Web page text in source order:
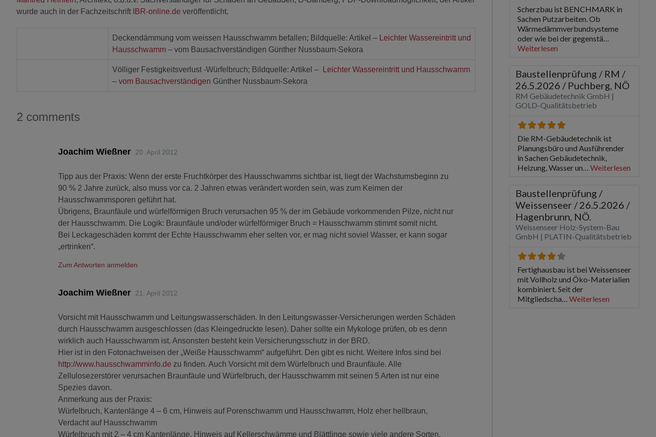
wurde auch in der Fachzeitschrift
IBR-online.de veröffentlicht.
Deckendämmung vom weissen Hausschwamm befallen; Bildquelle: Artikel –
Leichter Wassereintritt und
Hausschwamm – vom Bausachverständigen Günther Nussbaum-Sekora
Völliger Festigkeitsverlust -Würfelbruch; Bildquelle: Artikel –
Leichter Wassereintritt und Hausschwamm
– vom Bausachverständigen Günther Nussbaum-Sekora
2 comments
Joachim Wießner 20. April 2012
Tipp aus der Praxis: Wenn der erste Fruchtkörper des Hausschwamms sichtbar ist, liegt der Wachstumsbeginn zu
90 % 2 Jahre zurück, also muss vor ca. 2 Jahren etwas verändert worden sein, was zum Keimen der
Hausschwammsporen geführt hat.
Übrigens, Braunfäule und würfelförmigen Bruch verursachen 95 % der im Gebäude vorkommenden Pilze, nicht nur
der Hausschwamm. Die Logik: Braunfäule und/oder würfelförmiger Bruch = Hausschwamm stimmt somit nicht.
Bei Leckageschäden kommt der Echte Hausschwamm eher selten vor, er mag nicht soviel Wasser, er kann sogar
„ertrinken“.
Zum Antworten anmelden
Joachim Wießner 21. April 2012
Vorsicht mit Hausschwamm und Leitungswasserschäden. In den Leitungswasser-Versicherungen werden Schäden
durch Hausschwamm ausgeschlossen (das Kleingedruckte lesen). Daher sollte ein Mykologe prüfen, ob es denn
wirklich auch Hausschwamm ist. Ansonsten besteht kein Versicherungsschutz in der BRD.
Hier ist in den Fotonachweisen der „Weiße Hausschwamm“ aufgeführt. Den gibt es nicht. Weitere Infos sind bei
http://www.hausschwamminfo.de zu finden. Auch Vorsicht mit dem Würfelbruch und Braunfäule. Alle
Zellulosezerstörer verursachen Braunfäule und Würfelbruch, der Hausschwamm mit seinen 5 Arten ist nur eine
Spezies davon.
Anmerkung aus der Praxis:
Würfelbruch, Kantenlänge 4 – 6 cm, Hinweis auf Porenschwamm und Hausschwamm, Holz eher hellbraun,
Verdacht auf Hausschwamm
Würfelbruch mit 2 – 4 cm Kantenlänge, Hinweis auf Kellerschwämme und Blättlinge sowie viele andere Sorten,